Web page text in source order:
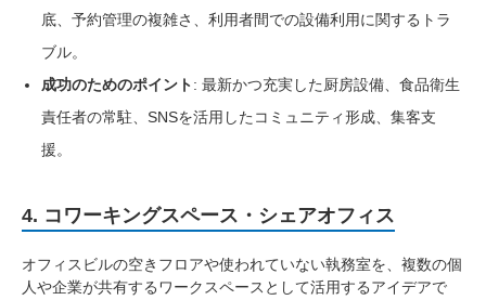
底、予約管理の複雑さ、利用者間での設備利用に関するトラ
ブル。
成功のためのポイント: 最新かつ充実した厨房設備、食品衛生
責任者の常駐、SNSを活用したコミュニティ形成、集客支
援。
4. コワーキングスペース・シェアオフィス
オフィスビルの空きフロアや使われていない執務室を、複数の個
人や企業が共有するワークスペースとして活用するアイデアで